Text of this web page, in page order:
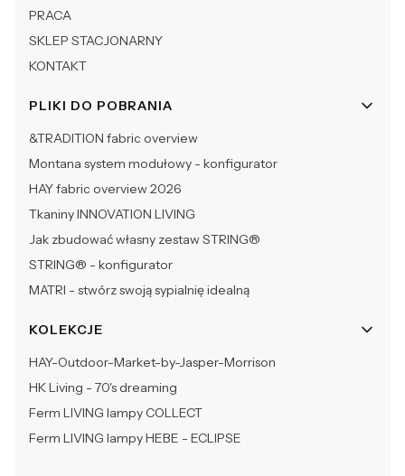
PRACA
SKLEP STACJONARNY
KONTAKT
PLIKI DO POBRANIA
&TRADITION fabric overview
Montana system modułowy - konfigurator
HAY fabric overview 2026
Tkaniny INNOVATION LIVING
Jak zbudować własny zestaw STRING®
STRING® - konfigurator
MATRI - stwórz swoją sypialnię idealną
KOLEKCJE
HAY-Outdoor-Market-by-Jasper-Morrison
HK Living - 70's dreaming
Ferm LIVING lampy COLLECT
Ferm LIVING lampy HEBE - ECLIPSE